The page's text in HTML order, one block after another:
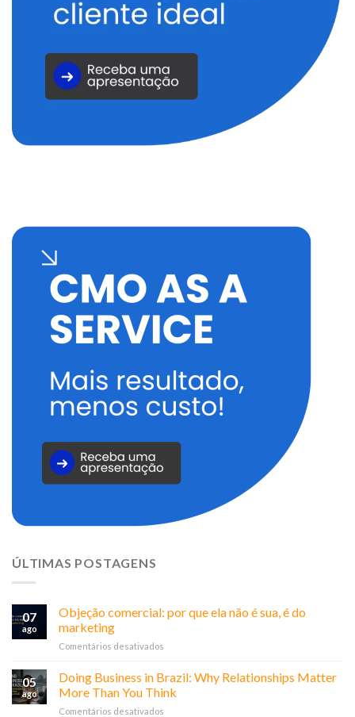
ÚLTIMAS POSTAGENS
07
ago
Objeção comercial: por que ela não é sua, é do
marketing
Comentários desativados
comercial:
por
que
05
ago
Doing Business in Brazil: Why Relationships Matter
More Than You Think
Comentários desativados